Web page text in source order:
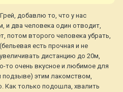
добавлю то, что у нас
и два человека один отводит,
потом второго человека убрать,
есть прочная и не
дистанцию до 20м,
то очень вкусное и любимое для
подзыве) этим лакомством,
Как только подошла, хвалить